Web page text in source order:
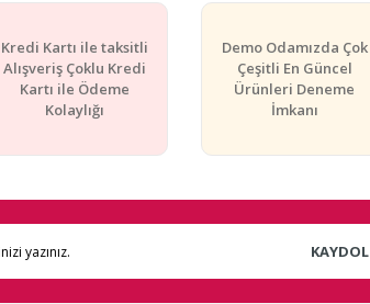
Kredi Kartı ile taksitli
Alışveriş Çoklu Kredi
Kartı ile Ödeme
Kolaylığı
Demo Odamızda Çok
Çeşitli En Güncel
Ürünleri Deneme
İmkanı
KAYDOL